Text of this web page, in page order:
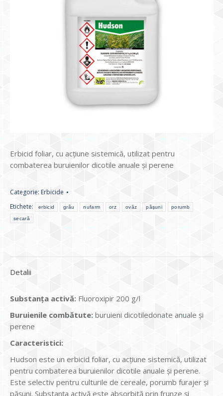
Erbicid foliar, cu acţiune sistemică, utilizat pentru
combaterea buruienilor dicotile anuale şi perene
Categorie: Erbicide
Etichete:
erbicid grâu nufarm orz ovăz păşuni porumb
secară
Detalii
Substanţa activă: Fluoroxipir 200 g/l
Buruienile combătute: buruieni dicotiledonate anuale şi
perene
Caracteristici:
Hudson este un erbicid foliar, cu acţiune sistemică, utilizat
pentru combaterea buruienilor dicotile anuale şi perene.
Este selectiv pentru culturile de cereale, porumb furajer și
pășuni. Substanţa activă este absorbită prin frunze şi